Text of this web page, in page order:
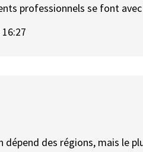
professionnels se font
dépend des régions, mais le